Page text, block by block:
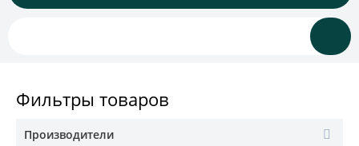
Фильтры товаров
Производители